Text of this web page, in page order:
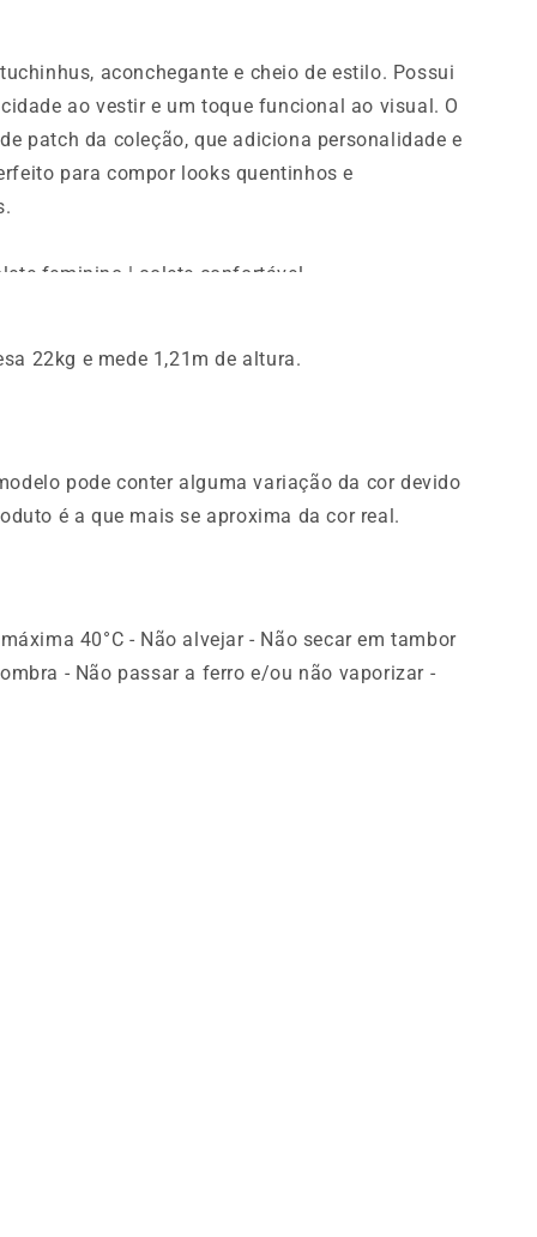
aconchegante e cheio de estilo. Possui
ao vestir e um toque funcional ao visual. O
patch da coleção, que adiciona personalidade e
para compor looks quentinhos e
feminino | colete confortável
22kg e mede 1,21m de altura.
pode conter alguma variação da cor devido
é a que mais se aproxima da cor real.
40°C - Não alvejar - Não secar em tambor
- Não passar a ferro e/ou não vaporizar -